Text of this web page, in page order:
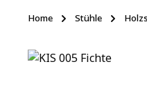
Home Stühle
Bildergalerie